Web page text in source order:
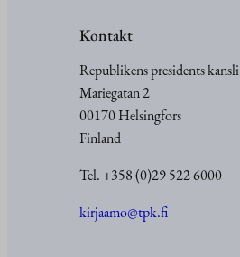
Kontakt
Republikens presidents kansli
Mariegatan 2
00170 Helsingfors
Finland
Tel. +358 (0)29 522 6000
kirjaamo@tpk.fi